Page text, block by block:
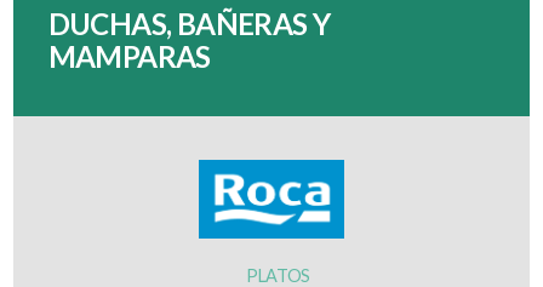
DUCHAS, BAÑERAS Y
MAMPARAS
PLATOS